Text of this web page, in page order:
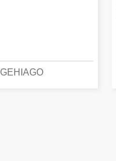
GEHIAGO